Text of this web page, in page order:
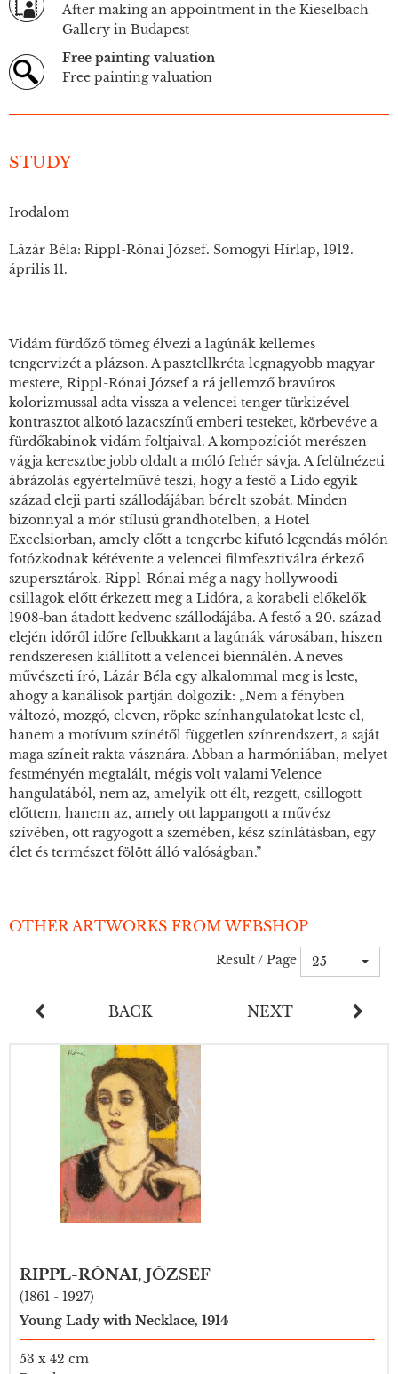
After making an appointment in the Kieselbach
Gallery in Budapest
Free painting valuation
Free painting valuation
STUDY
Irodalom
Lázár Béla: Rippl-Rónai József. Somogyi Hírlap, 1912.
április 11.
Vidám fürdőző tömeg élvezi a lagúnák kellemes
tengervizét a plázson. A pasztellkréta legnagyobb magyar
mestere, Rippl-Rónai József a rá jellemző bravúros
kolorizmussal adta vissza a velencei tenger türkizével
kontrasztot alkotó lazacszínű emberi testeket, körbevéve a
fürdőkabinok vidám foltjaival. A kompozíciót merészen
vágja keresztbe jobb oldalt a móló fehér sávja. A felülnézeti
ábrázolás egyértelművé teszi, hogy a festő a Lido egyik
század eleji parti szállodájában bérelt szobát. Minden
bizonnyal a mór stílusú grandhotelben, a Hotel
Excelsiorban, amely előtt a tengerbe kifutó legendás mólón
fotózkodnak kétévente a velencei filmfesztiválra érkező
szupersztárok. Rippl-Rónai még a nagy hollywoodi
csillagok előtt érkezett meg a Lidóra, a korabeli előkelők
1908-ban átadott kedvenc szállodájába. A festő a 20. század
elején időről időre felbukkant a lagúnák városában, hiszen
rendszeresen kiállított a velencei biennálén. A neves
művészeti író, Lázár Béla egy alkalommal meg is leste,
ahogy a kanálisok partján dolgozik: „Nem a fényben
változó, mozgó, eleven, röpke színhangulatokat leste el,
hanem a motívum színétől független színrendszert, a saját
maga színeit rakta vásznára. Abban a harmóniában, melyet
festményén megtalált, mégis volt valami Velence
hangulatából, nem az, amelyik ott élt, rezgett, csillogott
előttem, hanem az, amely ott lappangott a művész
szívében, ott ragyogott a szemében, kész színlátásban, egy
élet és természet fölött álló valóságban.”
OTHER ARTWORKS FROM WEBSHOP
Result / Page 25
BACK NEXT
RIPPL-RÓNAI, JÓZSEF
(1861 - 1927)
Young Lady with Necklace, 1914
53 x 42 cm